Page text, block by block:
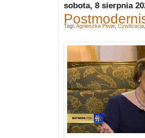
sobota, 8 sierpnia
Tagi: Agnieszka Piwar, Cywilizacja